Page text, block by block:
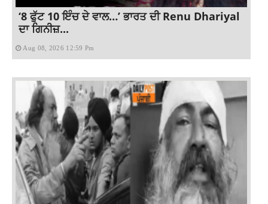
‘8 ਫੁੱਟ 10 ਇੰਚ ਦੇ ਵਾਲ…’ ਭਾਰਤ ਦੀ Renu Dhariyal
ਦਾ ਗਿਨੀਜ਼...
Aug 08, 2026 12:59 Pm